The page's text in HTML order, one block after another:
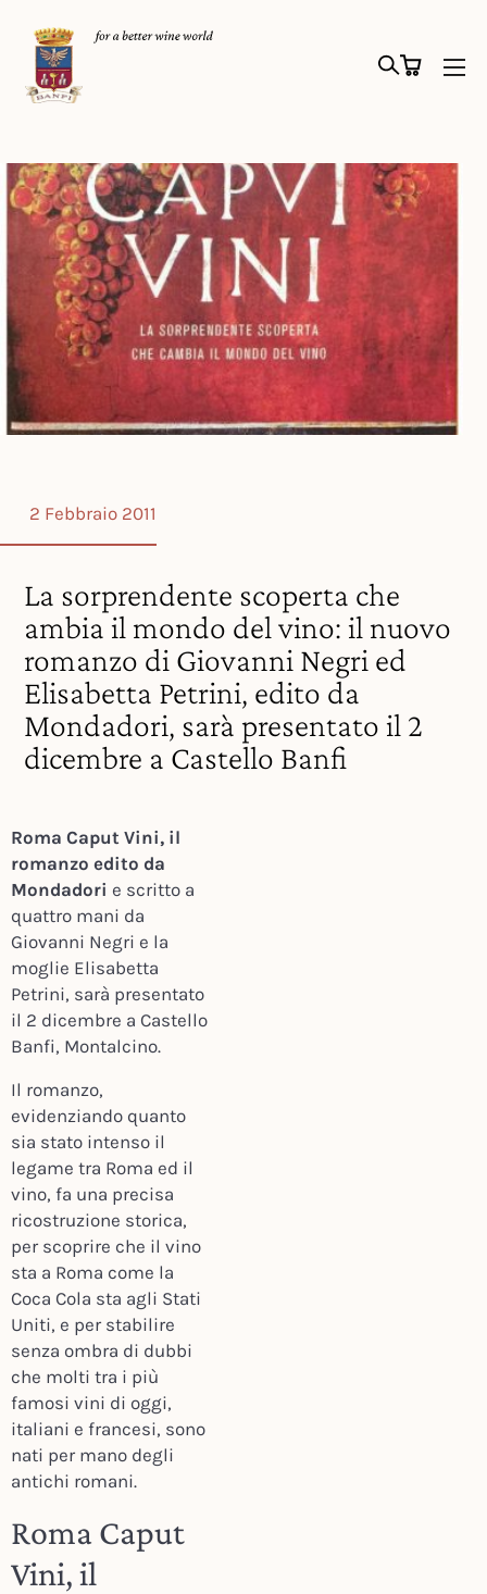
2 Febbraio 2011
La sorprendente scoperta che
ambia il mondo del vino: il nuovo
romanzo di Giovanni Negri ed
Elisabetta Petrini, edito da
Mondadori, sarà presentato il 2
dicembre a Castello Banfi
Roma Caput Vini, il
romanzo edito da
Mondadori e scritto a
quattro mani da
Giovanni Negri e la
moglie Elisabetta
Petrini, sarà presentato
il 2 dicembre a Castello
Banfi, Montalcino.
Il romanzo,
evidenziando quanto
sia stato intenso il
legame tra Roma ed il
vino, fa una precisa
ricostruzione storica,
per scoprire che il vino
sta a Roma come la
Coca Cola sta agli Stati
Uniti, e per stabilire
senza ombra di dubbi
che molti tra i più
famosi vini di oggi,
italiani e francesi, sono
nati per mano degli
antichi romani.
Roma Caput
Vini, il